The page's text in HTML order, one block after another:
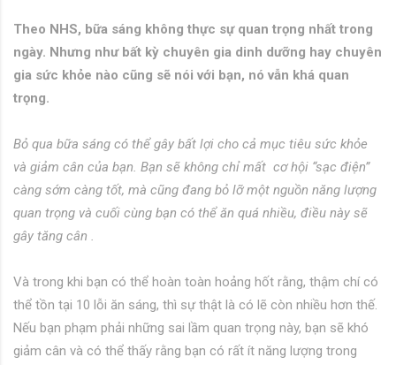
Theo NHS, bữa sáng không thực sự quan trọng nhất trong
ngày. Nhưng như bất kỳ chuyên gia dinh dưỡng hay chuyên
gia sức khỏe nào cũng sẽ nói với bạn, nó vẫn khá quan
trọng.
Bỏ qua bữa sáng có thể gây bất lợi cho cả mục tiêu sức khỏe
và giảm cân của bạn. Bạn sẽ không chỉ mất cơ hội “sạc điện”
càng sớm càng tốt, mà cũng đang bỏ lỡ một nguồn năng lượng
quan trọng và cuối cùng bạn có thể ăn quá nhiều, điều này sẽ
gây tăng cân .
Và trong khi bạn có thể hoàn toàn hoảng hốt rằng, thậm chí có
thể tồn tại 10 lỗi ăn sáng, thì sự thật là có lẽ còn nhiều hơn thế.
Nếu bạn phạm phải những sai lầm quan trọng này, bạn sẽ khó
giảm cân và có thể thấy rằng bạn có rất ít năng lượng trong